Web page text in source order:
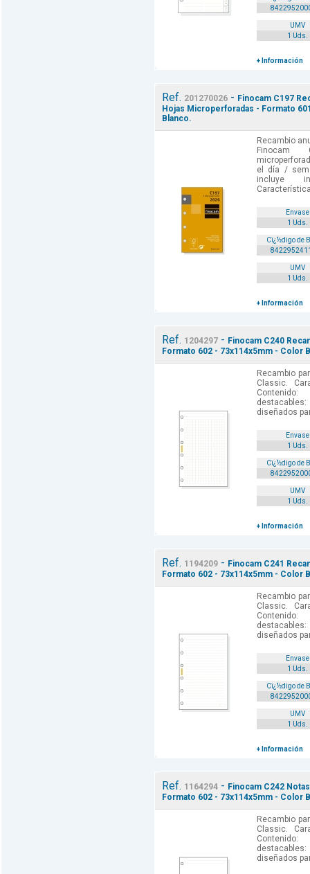
UMV
1 Uds.
+ Información
Ref. 201270026- Finocam C197
Hojas Microperforadas - Formato
Blanco.
Recambio
Finocam
el día /
incluye
Envase
1 Uds.
Cï¿½digo de
UMV
1 Uds.
+ Información
Ref. 1204297- Finocam C240
Formato 602 - 73x114x5mm - Color
Recambio
Classic.
diseñados
Envase
1 Uds.
Cï¿½digo de
UMV
1 Uds.
+ Información
Ref. 1194209- Finocam C241
Formato 602 - 73x114x5mm - Color
Recambio
Classic.
diseñados
Envase
1 Uds.
Cï¿½digo de
UMV
1 Uds.
+ Información
Ref. 1164294- Finocam C242
Formato 602 - 73x114x5mm - Color
Recambio
Classic.
diseñados